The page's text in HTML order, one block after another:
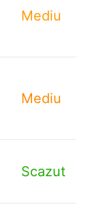
Mediu
Mediu
Scazut